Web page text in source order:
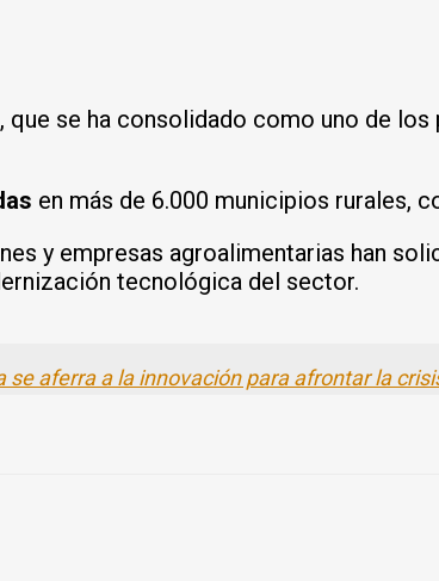
se ha consolidado como uno de
en más de 6.000 municipios rurales,
y empresas agroalimentarias han
tecnológica del sector.
se aferra a la innovación para afrontar la